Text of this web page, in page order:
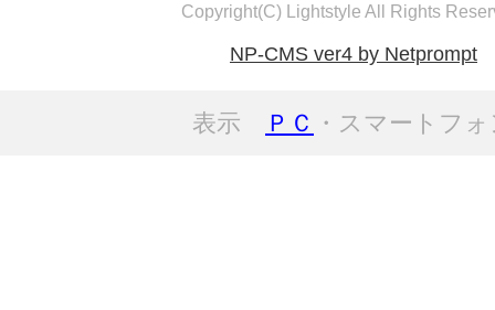
Copyright(C) Lightstyle All Rights
NP-CMS ver4 by Netprompt
表示 ＰＣ ・スマートフ